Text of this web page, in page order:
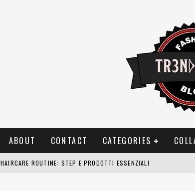
ABOUT CONTACT CATEGORIES
HAIRCARE ROUTINE: STEP E PRODOTTI ESSENZIALI